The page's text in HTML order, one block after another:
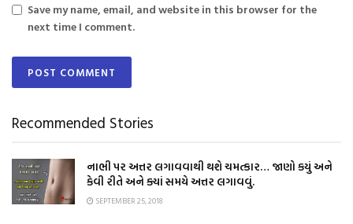
Save my name, email, and website in this browser for the
next time I comment.
Recommended Stories
નાભી પર અત્તર લગાવવાથી થશે ચમત્કાર… જાણો કયું અને
કેવી રીતે અને ક્યાં સમયે અત્તર લગાવવું.
SEPTEMBER 25, 2018